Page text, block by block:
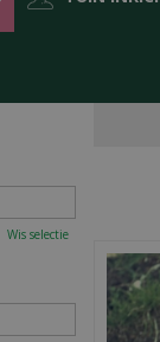
Wis selectie